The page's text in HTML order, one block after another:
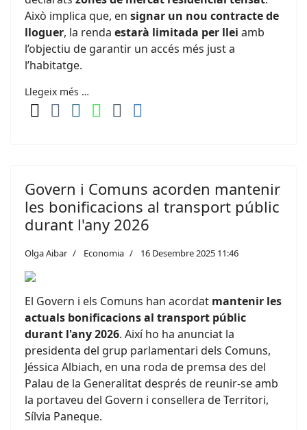
Això implica que, en signar un nou contracte de
lloguer, la renda estarà limitada per llei amb
l’objectiu de garantir un accés més just a
l’habitatge.
Llegeix més …
Govern i Comuns acorden mantenir
les bonificacions al transport públic
durant l'any 2026
Olga Aibar Economia 16 Desembre 2025 11:46
El Govern i els Comuns han acordat mantenir les
actuals bonificacions al transport públic
durant l'any 2026. Així ho ha anunciat la
presidenta del grup parlamentari dels Comuns,
Jéssica Albiach, en una roda de premsa des del
Palau de la Generalitat després de reunir-se amb
la portaveu del Govern i consellera de Territori,
Sílvia Paneque.